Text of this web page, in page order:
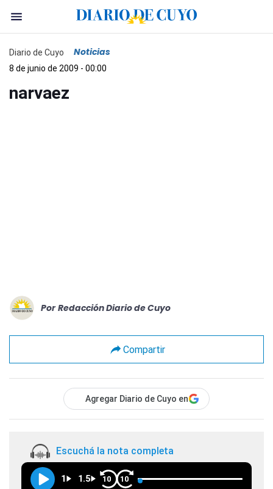
Diario de Cuyo Noticias
8 de junio de 2009 - 00:00
narvaez
Por Redacción Diario de Cuyo
Compartir
Agregar Diario de Cuyo en
Escuchá la nota completa
1 1.5 10 10